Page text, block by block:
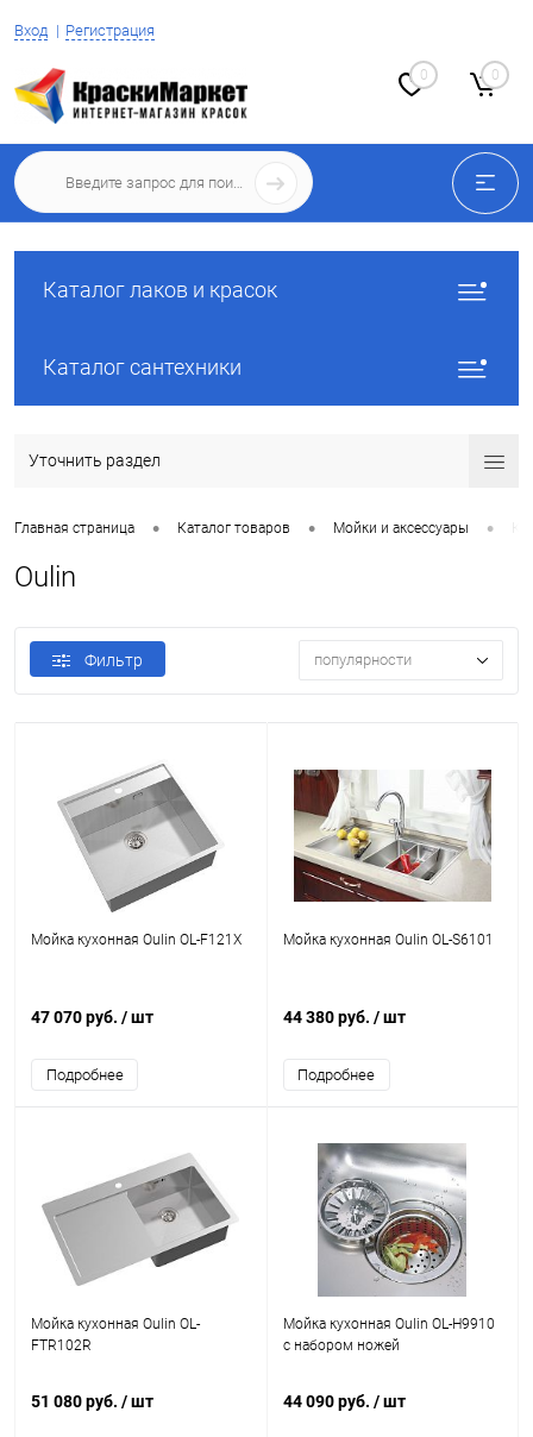
Вход Регистрация
0 0
Каталог лаков и красок
Каталог сантехники
Уточнить раздел
Главная страница • Каталог товаров • Мойки и аксессуары •
Oulin
Фильтр популярности
Мойка кухонная Oulin OL-F121X
47 070 руб. / шт
Подробнее
Мойка кухонная Oulin OL-S6101
44 380 руб. / шт
Подробнее
Мойка кухонная Oulin OL-
FTR102R
51 080 руб. / шт
Мойка кухонная Oulin OL-H9910
с набором ножей
44 090 руб. / шт